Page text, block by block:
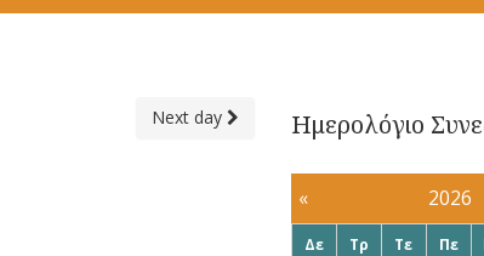
Next day Ημερολόγιο
« 2026
Δε Τρ Τε Πε